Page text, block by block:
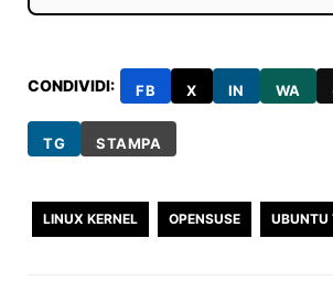
CONDIVIDI: FB X IN WA
TG STAMPA
LINUX KERNEL OPENSUSE UBUNTU